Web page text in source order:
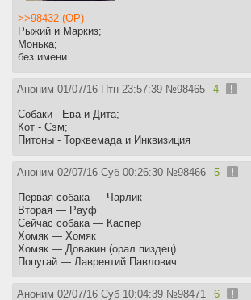
>>98432 (OP)
Рыжий и Маркиз;
Монька;
без имени.
Аноним 01/07/16 Птн 23:57:39 №98465 4
Собаки - Ева и Дита;
Кот - Сэм;
Питоны - Торквемада и Инквизиция
Аноним 02/07/16 Суб 00:26:30 №98466 5
Первая собака — Чарлик
Вторая — Рауф
Сейчас собака — Каспер
Хомяк — Хомяк
Хомяк — Довакин (орал пиздец)
Попугай — Лаврентий Павлович
Аноним 02/07/16 Суб 10:04:39 №98471 6